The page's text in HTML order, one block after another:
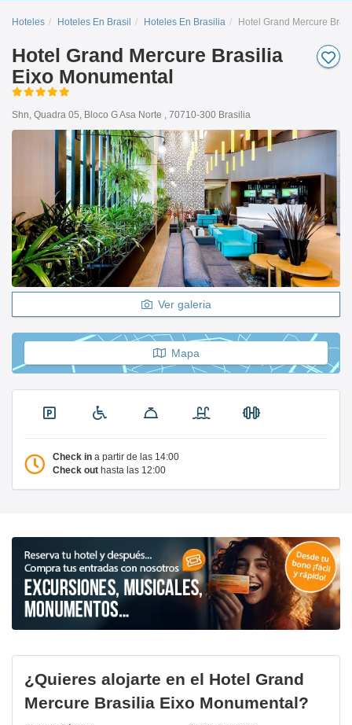
Hoteles Hoteles En Brasil Hoteles En Brasilia Hotel Grand Mercure
Hotel Grand Mercure Brasilia
Eixo Monumental
Shn, Quadra 05, Bloco G Asa Norte , 70710-300 Brasilia
Ver galeria
Mapa
Check in a partir de las 14:00
Check out hasta las 12:00
¿Quieres alojarte en el Hotel Grand
Mercure Brasilia Eixo Monumental?